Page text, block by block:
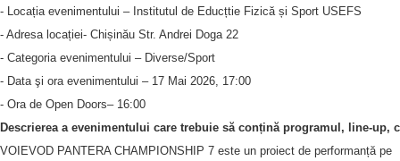
- Locația evenimentului – Institutul de Educțtie Fizică și Sport USEFS
- Adresa locației- Chișinău Str. Andrei Doga 22
- Categoria evenimentului – Diverse/Sport
- Data şi ora evenimentului – 17 Mai 2026, 17:00
- Ora de Open Doors– 16:00
Descrierea a evenimentului care trebuie să conțină programul, line-up,
VOIEVOD PANTERA CHAMPIONSHIP 7 este un proiect de performanță pe